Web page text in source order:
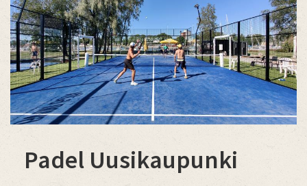
Padel Uusikaupunki